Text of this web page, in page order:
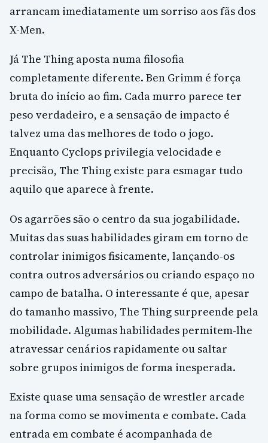
arrancam imediatamente um sorriso aos fãs dos
X-Men.
Já The Thing aposta numa filosofia
completamente diferente. Ben Grimm é força
bruta do início ao fim. Cada murro parece ter
peso verdadeiro, e a sensação de impacto é
talvez uma das melhores de todo o jogo.
Enquanto Cyclops privilegia velocidade e
precisão, The Thing existe para esmagar tudo
aquilo que aparece à frente.
Os agarrões são o centro da sua jogabilidade.
Muitas das suas habilidades giram em torno de
controlar inimigos fisicamente, lançando-os
contra outros adversários ou criando espaço no
campo de batalha. O interessante é que, apesar
do tamanho massivo, The Thing surpreende pela
mobilidade. Algumas habilidades permitem-lhe
atravessar cenários rapidamente ou saltar
sobre grupos inimigos de forma inesperada.
Existe quase uma sensação de wrestler arcade
na forma como se movimenta e combate. Cada
entrada em combate é acompanhada de